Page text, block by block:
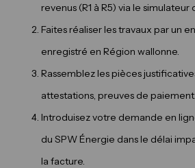
revenus (R1 à R5) via le simulateur
Faites réaliser les travaux par un
enregistré en Région wallonne.
Rassemblez les pièces
attestations, preuves de paiement.
Introduisez votre demande en
du SPW Énergie dans le délai
la facture.